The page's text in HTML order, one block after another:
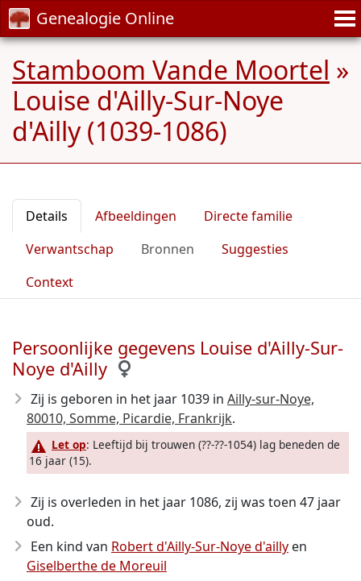
Genealogie Online
Stamboom Vande Moortel »
Louise d'Ailly-Sur-Noye
d'Ailly (1039-1086)
Details Afbeeldingen
Directe familie
Verwantschap
Bronnen
Suggesties
Context
Persoonlijke gegevens Louise d'Ailly-Sur-
Noye d'Ailly
Zij is geboren in het jaar 1039 in Ailly-sur-Noye,
80010, Somme, Picardie, Frankrijk.
Let op: Leeftijd bij trouwen (??-??-1054) lag beneden de
16 jaar (15).
Zij is overleden in het jaar 1086, zij was toen 47 jaar
oud.
Een kind van Robert d'Ailly-Sur-Noye d'ailly en
Giselberthe de Moreuil